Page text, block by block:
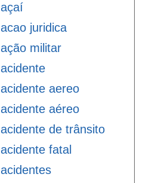
açaí
acao juridica
ação militar
acidente
acidente aereo
acidente aéreo
acidente de trânsito
acidente fatal
acidentes